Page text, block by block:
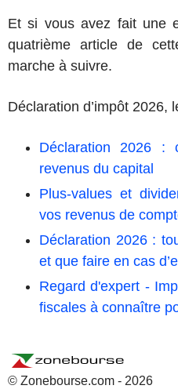
Et si vous avez fait une
quatrième article de
marche à suivre.
Déclaration d’impôt 2026,
Déclaration 2026 :
revenus du capital
Plus-values et
vos revenus de
Déclaration 2026 :
et que faire en cas
Regard d'expert -
fiscales à connaître
© Zonebourse.com - 2026